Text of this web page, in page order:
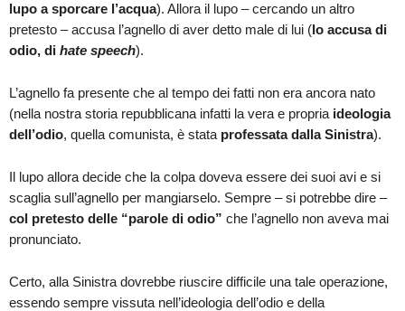
lupo a sporcare l’acqua). Allora il lupo – cercando un altro
pretesto – accusa l’agnello di aver detto male di lui (lo accusa di
odio, di hate speech).
L’agnello fa presente che al tempo dei fatti non era ancora nato
(nella nostra storia repubblicana infatti la vera e propria ideologia
dell’odio, quella comunista, è stata professata dalla Sinistra).
Il lupo allora decide che la colpa doveva essere dei suoi avi e si
scaglia sull’agnello per mangiarselo. Sempre – si potrebbe dire –
col pretesto delle “parole di odio” che l’agnello non aveva mai
pronunciato.
Certo, alla Sinistra dovrebbe riuscire difficile una tale operazione,
essendo sempre vissuta nell’ideologia dell’odio e della